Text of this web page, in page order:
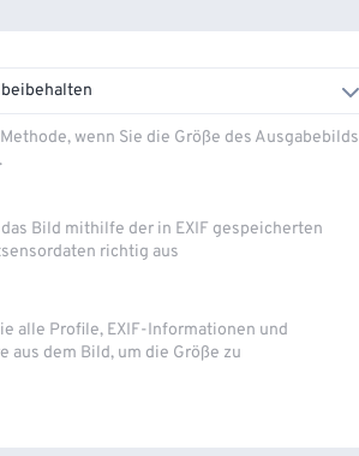
wenn Sie die Größe des Ausgabebilds
Bild mithilfe der in EXIF ​​gespeicherten
richtig aus
alle Profile, EXIF-Informationen und
aus dem Bild, um die Größe zu